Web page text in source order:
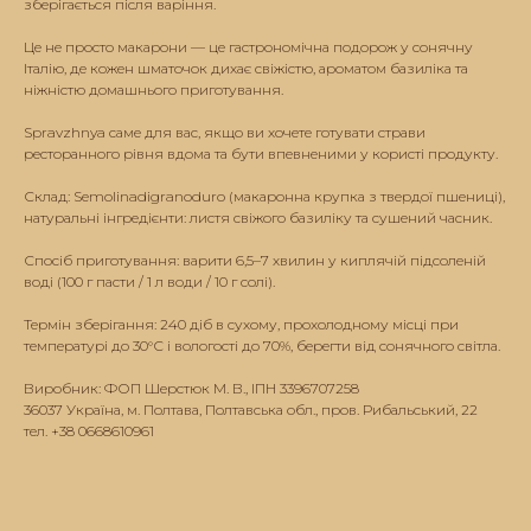
зберігається після варіння.
Це не просто макарони — це гастрономічна подорож у сонячну
Італію, де кожен шматочок дихає свіжістю, ароматом базиліка та
ніжністю домашнього приготування.
Spravzhnya саме для вас, якщо ви хочете готувати страви
ресторанного рівня вдома та бути впевненими у користі продукту.
Склад: Semolinadigranoduro (макаронна крупка з твердої пшениці),
натуральні інгредієнти: листя свіжого базиліку та сушений часник.
Спосіб приготування: варити 6,5–7 хвилин у киплячій підсоленій
воді (100 г пасти / 1 л води / 10 г солі).
Термін зберігання: 240 діб в сухому, прохолодному місці при
температурі до 30°С і вологості до 70%, берегти від сонячного світла.
Виробник: ФОП Шерстюк М. В., ІПН 3396707258
36037 Україна, м. Полтава, Полтавська обл., пров. Рибальський, 22
тел. +38 0668610961